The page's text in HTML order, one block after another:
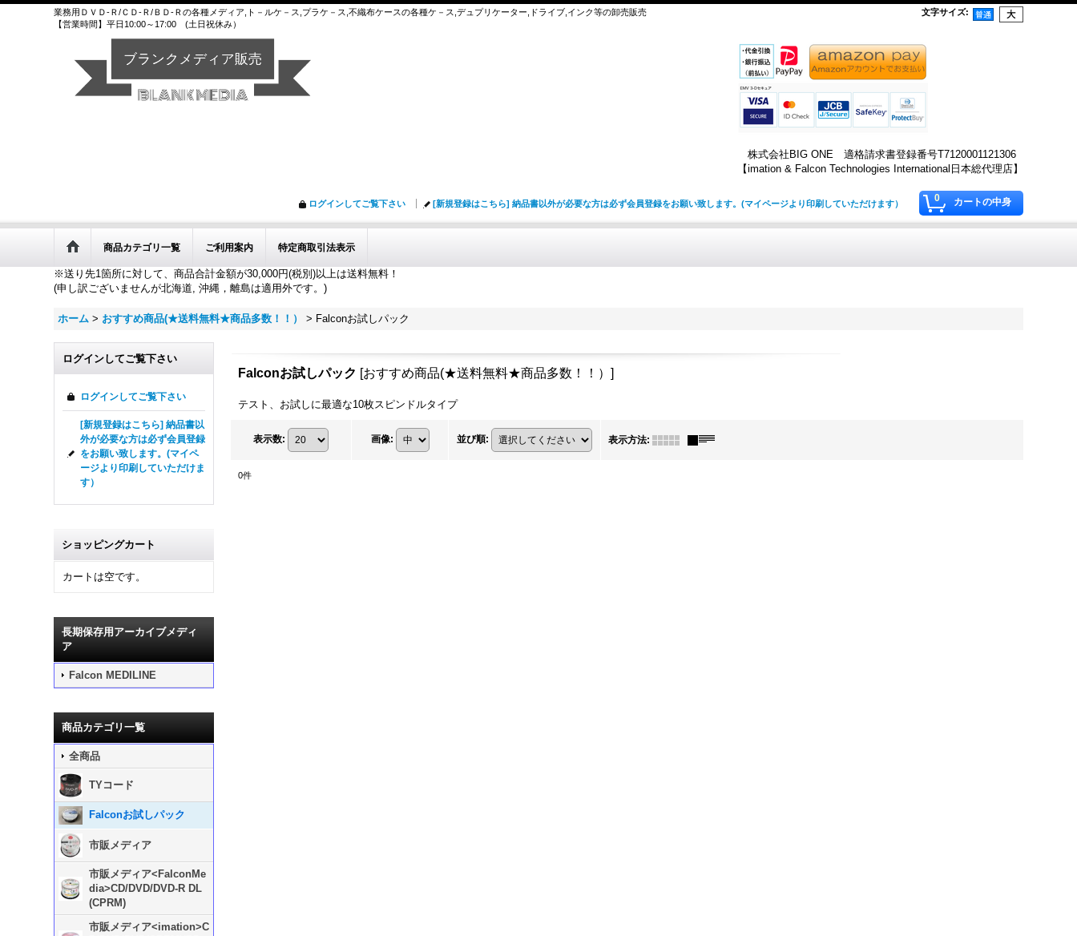
業務用ＤＶＤ-Ｒ/ＣＤ-Ｒ/ＢＤ-Ｒの各種メディア,ト－ルケ－ス,プラケ－ス,不織布ケースの各種ケ－ス,デュプリケーター,ドライブ,インク等の卸売販売
【営業時間】平日10:00～17:00 (土日祝休み）
文字サイズ:
株式会社BIG ONE 適格請求書登録番号T7120001121306
【imation & Falcon Technologies International日本総代理店】
0 カートの中身
ログインしてご覧下さい [新規登録はこちら] 納品書以外が必要な方は必ず会員登録をお願い致します。(マイページより印刷していただけます）
商品カテゴリ一覧 ご利用案内 特定商取引法表示
※送り先1箇所に対して、商品合計金額が30,000円(税別)以上は送料無料！
(申し訳ございませんが北海道, 沖縄，離島は適用外です。)
ホーム > おすすめ商品(★送料無料★商品多数！！） > Falconお試しパック
ログインしてご覧下さい
ログインしてご覧下さい
[新規登録はこちら] 納品書以
外が必要な方は必ず会員登録
をお願い致します。(マイペ
ージより印刷していただけま
す）
ショッピングカート
カートは空です。
長期保存用アーカイブメディ
ア
Falcon MEDILINE
商品カテゴリ一覧
全商品
TYコード
Falconお試しパック
市販メディア
市販メディア<FalconMe
dia>CD/DVD/DVD-R DL
(CPRM)
市販メディア<imation>C
Falconお試しパック [おすすめ商品(★送料無料★商品多数！！）]
テスト、お試しに最適な10枚スピンドルタイプ
表示数: 画像: 並び順: 表示方法:
0件